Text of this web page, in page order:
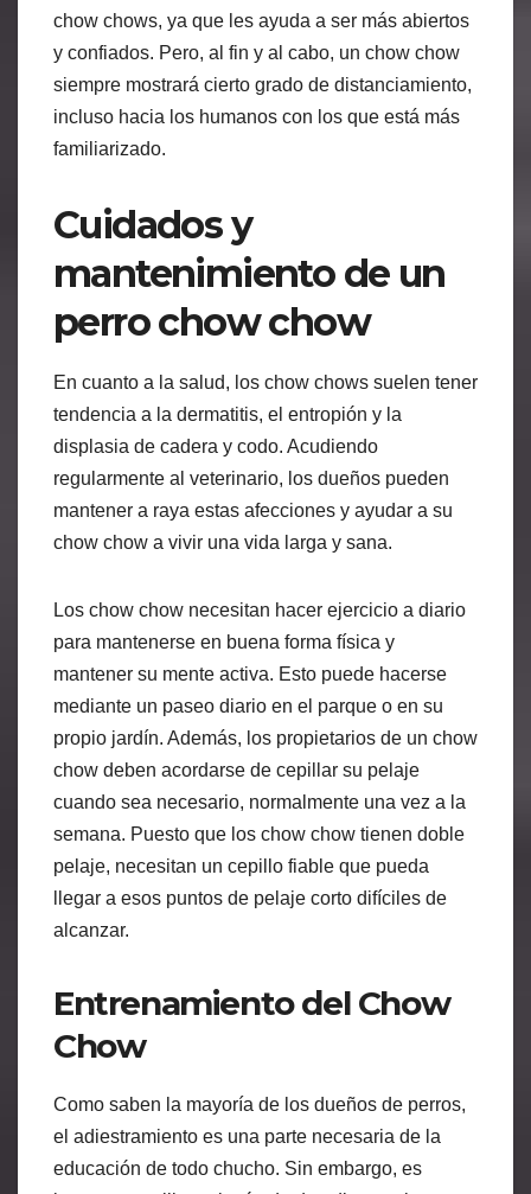
chow chows, ya que les ayuda a ser más abiertos
y confiados. Pero, al fin y al cabo, un chow chow
siempre mostrará cierto grado de distanciamiento,
incluso hacia los humanos con los que está más
familiarizado.
Cuidados y
mantenimiento de un
perro chow chow
En cuanto a la salud, los chow chows suelen tener
tendencia a la dermatitis, el entropión y la
displasia de cadera y codo. Acudiendo
regularmente al veterinario, los dueños pueden
mantener a raya estas afecciones y ayudar a su
chow chow a vivir una vida larga y sana.
Los chow chow necesitan hacer ejercicio a diario
para mantenerse en buena forma física y
mantener su mente activa. Esto puede hacerse
mediante un paseo diario en el parque o en su
propio jardín. Además, los propietarios de un chow
chow deben acordarse de cepillar su pelaje
cuando sea necesario, normalmente una vez a la
semana. Puesto que los chow chow tienen doble
pelaje, necesitan un cepillo fiable que pueda
llegar a esos puntos de pelaje corto difíciles de
alcanzar.
Entrenamiento del Chow
Chow
Como saben la mayoría de los dueños de perros,
el adiestramiento es una parte necesaria de la
educación de todo chucho. Sin embargo, es